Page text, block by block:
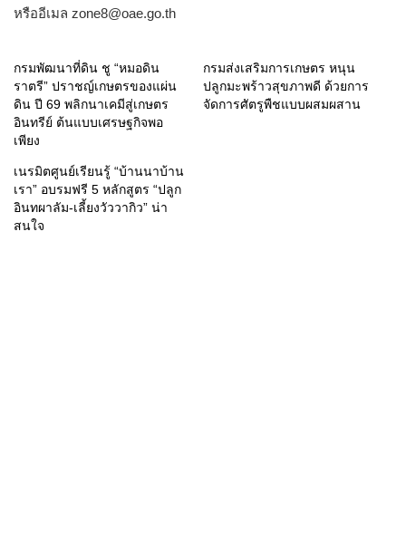
หรืออีเมล zone8@oae.go.th
กรมพัฒนาที่ดิน ชู “หมอดิน
ราตรี” ปราชญ์เกษตรของแผ่น
ดิน ปี 69 พลิกนาเคมีสู่เกษตร
อินทรีย์ ต้นแบบเศรษฐกิจพอ
เพียง
กรมส่งเสริมการเกษตร หนุน
ปลูกมะพร้าวสุขภาพดี ด้วยการ
จัดการศัตรูพืชแบบผสมผสาน
เนรมิตศูนย์เรียนรู้ “บ้านนาบ้าน
เรา” อบรมฟรี 5 หลักสูตร “ปลูก
อินทผาลัม-เลี้ยงวัววากิว” น่า
สนใจ